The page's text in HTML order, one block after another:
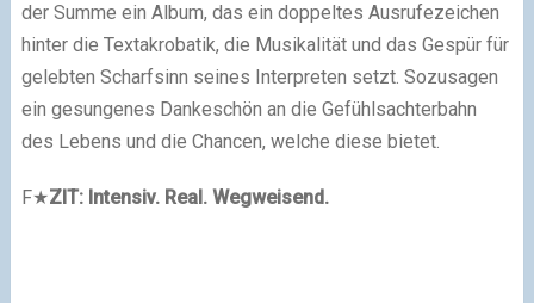
der Summe ein Album, das ein doppeltes Ausrufezeichen
hinter die Textakrobatik, die Musikalität und das Gespür für
gelebten Scharfsinn seines Interpreten setzt. Sozusagen
ein gesungenes Dankeschön an die Gefühlsachterbahn
des Lebens und die Chancen, welche diese bietet.
F★ZIT: Intensiv. Real. Wegweisend.